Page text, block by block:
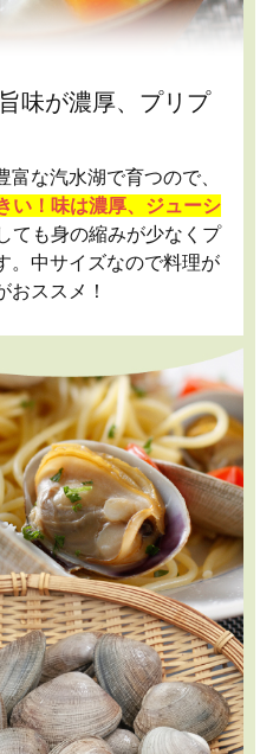
味が濃厚、プリプ
な汽水湖で育つので、
い！味は濃厚、ジューシ
ても身の縮みが少なくプ
。中サイズなので料理が
おススメ！